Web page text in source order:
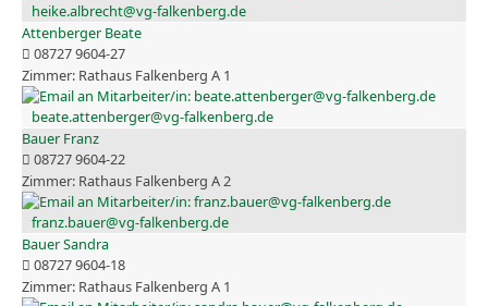
heike.albrecht@vg-falkenberg.de
Attenberger Beate
08727 9604-27
Rathaus Falkenberg A 1
beate.attenberger@vg-falkenberg.de
Bauer Franz
08727 9604-22
Rathaus Falkenberg A 2
franz.bauer@vg-falkenberg.de
Bauer Sandra
08727 9604-18
Rathaus Falkenberg A 1